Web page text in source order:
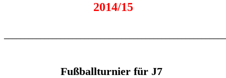
2014/15
Fußballturnier für J7